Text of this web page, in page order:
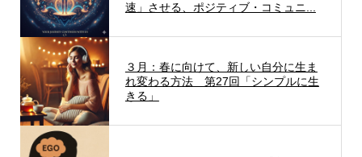
速」させる、ポジティブ・コミュニ...
３月：春に向けて、新しい自分に生ま
れ変わる方法 第27回「シンプルに生
きる」